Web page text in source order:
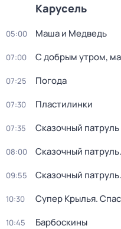
Карусель
05:00 Маша и Медведь
07:00 С добрым утром,
07:25 Погода
07:30 Пластилинки
07:35 Сказочный патруль
08:00 Сказочный
09:55 Сказочный
10:30 Супер Крылья.
10:45 Барбоскины